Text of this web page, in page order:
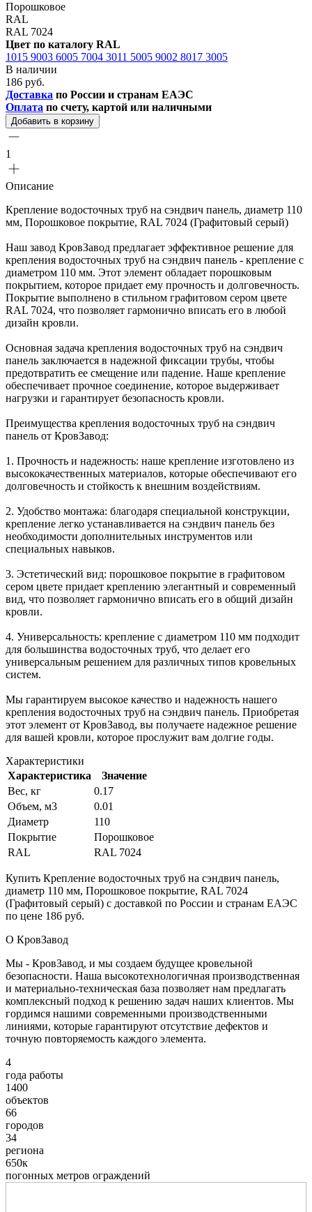
Порошковое
RAL
RAL 7024
Цвет по каталогу RAL
1015 9003 6005 7004 3011 5005 9002 8017 3005
В наличии
186 руб.
Доставка по России и странам ЕАЭС
Оплата по счету, картой или наличными
Добавить в корзину
1
Описание
Крепление водосточных труб на сэндвич панель, диаметр 110
мм, Порошковое покрытие, RAL 7024 (Графитовый серый)
Наш завод КровЗавод предлагает эффективное решение для
крепления водосточных труб на сэндвич панель - крепление с
диаметром 110 мм. Этот элемент обладает порошковым
покрытием, которое придает ему прочность и долговечность.
Покрытие выполнено в стильном графитовом сером цвете
RAL 7024, что позволяет гармонично вписать его в любой
дизайн кровли.
Основная задача крепления водосточных труб на сэндвич
панель заключается в надежной фиксации трубы, чтобы
предотвратить ее смещение или падение. Наше крепление
обеспечивает прочное соединение, которое выдерживает
нагрузки и гарантирует безопасность кровли.
Преимущества крепления водосточных труб на сэндвич
панель от КровЗавод:
1. Прочность и надежность: наше крепление изготовлено из
высококачественных материалов, которые обеспечивают его
долговечность и стойкость к внешним воздействиям.
2. Удобство монтажа: благодаря специальной конструкции,
крепление легко устанавливается на сэндвич панель без
необходимости дополнительных инструментов или
специальных навыков.
3. Эстетический вид: порошковое покрытие в графитовом
сером цвете придает креплению элегантный и современный
вид, что позволяет гармонично вписать его в общий дизайн
кровли.
4. Универсальность: крепление с диаметром 110 мм подходит
для большинства водосточных труб, что делает его
универсальным решением для различных типов кровельных
систем.
Мы гарантируем высокое качество и надежность нашего
крепления водосточных труб на сэндвич панель. Приобретая
этот элемент от КровЗавод, вы получаете надежное решение
для вашей кровли, которое прослужит вам долгие годы.
Характеристики
Характеристика
Значение
Вес, кг
0.17
Объем, м3
0.01
Диаметр
110
Покрытие
Порошковое
RAL
RAL 7024
Купить Крепление водосточных труб на сэндвич панель,
диаметр 110 мм, Порошковое покрытие, RAL 7024
(Графитовый серый) с доставкой по России и странам ЕАЭС
по цене 186 руб.
О КровЗавод
Мы - КровЗавод, и мы создаем будущее кровельной
безопасности. Наша высокотехнологичная производственная
и материально-техническая база позволяет нам предлагать
комплексный подход к решению задач наших клиентов. Мы
гордимся нашими современными производственными
линиями, которые гарантируют отсутствие дефектов и
точную повторяемость каждого элемента.
4
года работы
1400
объектов
66
городов
34
региона
650к
погонных метров ограждений